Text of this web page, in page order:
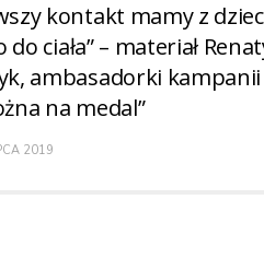
kontakt mamy z
do ciała” – materiał
ambasadorki kampanii
na medal”
2019